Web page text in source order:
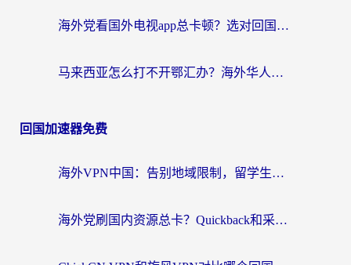
海外党看国外电视app总卡顿？选对回国加速器，追剧购物两不误
马来西亚怎么打不开鄂汇办？海外华人必备的回国加速指南，解决追剧、办事、阅读难题
回国加速器免费
海外VPN中国：告别地域限制，留学生与华人如何轻松刷国内剧、玩国服？
海外党刷国内资源总卡？Quickback和采集蜂好用吗？这篇指南帮你避坑